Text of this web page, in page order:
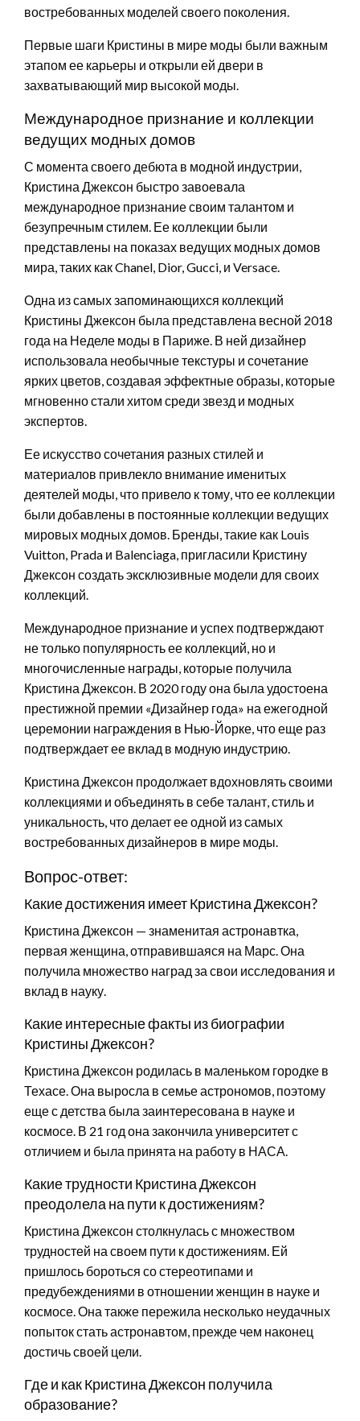
востребованных моделей своего поколения.
Первые шаги Кристины в мире моды были важным
этапом ее карьеры и открыли ей двери в
захватывающий мир высокой моды.
Международное признание и коллекции
ведущих модных домов
С момента своего дебюта в модной индустрии,
Кристина Джексон быстро завоевала
международное признание своим талантом и
безупречным стилем. Ее коллекции были
представлены на показах ведущих модных домов
мира, таких как Chanel, Dior, Gucci, и Versace.
Одна из самых запоминающихся коллекций
Кристины Джексон была представлена весной 2018
года на Неделе моды в Париже. В ней дизайнер
использовала необычные текстуры и сочетание
ярких цветов, создавая эффектные образы, которые
мгновенно стали хитом среди звезд и модных
экспертов.
Ее искусство сочетания разных стилей и
материалов привлекло внимание именитых
деятелей моды, что привело к тому, что ее коллекции
были добавлены в постоянные коллекции ведущих
мировых модных домов. Бренды, такие как Louis
Vuitton, Prada и Balenciaga, пригласили Кристину
Джексон создать эксклюзивные модели для своих
коллекций.
Международное признание и успех подтверждают
не только популярность ее коллекций, но и
многочисленные награды, которые получила
Кристина Джексон. В 2020 году она была удостоена
престижной премии «Дизайнер года» на ежегодной
церемонии награждения в Нью-Йорке, что еще раз
подтверждает ее вклад в модную индустрию.
Кристина Джексон продолжает вдохновлять своими
коллекциями и объединять в себе талант, стиль и
уникальность, что делает ее одной из самых
востребованных дизайнеров в мире моды.
Вопрос-ответ:
Какие достижения имеет Кристина Джексон?
Кристина Джексон — знаменитая астронавтка,
первая женщина, отправившаяся на Марс. Она
получила множество наград за свои исследования и
вклад в науку.
Какие интересные факты из биографии
Кристины Джексон?
Кристина Джексон родилась в маленьком городке в
Техасе. Она выросла в семье астрономов, поэтому
еще с детства была заинтересована в науке и
космосе. В 21 год она закончила университет с
отличием и была принята на работу в НАСА.
Какие трудности Кристина Джексон
преодолела на пути к достижениям?
Кристина Джексон столкнулась с множеством
трудностей на своем пути к достижениям. Ей
пришлось бороться со стереотипами и
предубеждениями в отношении женщин в науке и
космосе. Она также пережила несколько неудачных
попыток стать астронавтом, прежде чем наконец
достичь своей цели.
Где и как Кристина Джексон получила
образование?